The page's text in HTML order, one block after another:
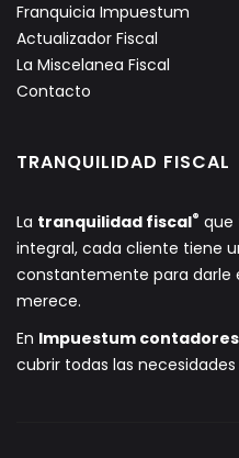
Franquicia Impuestum
Actualizador Fiscal
La Miscelanea Fiscal
Contacto
TRANQUILIDAD FISCAL
La tranquilidad fiscal® que
integral, cada cliente tiene
constantemente para darle
merece.
En Impuestum contadores
cubrir todas las